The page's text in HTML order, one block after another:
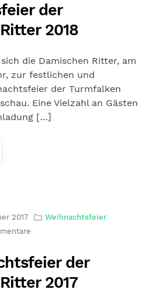
der
2018
die Damischen Ritter, am
zur festlichen und
der Turmfalken
Eine Vielzahl an Gästen
[…]
2017
Weihnachtsfeier
der
2017